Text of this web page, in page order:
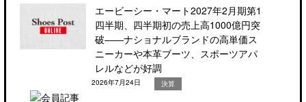
エービーシー・マート2027年2月期第1
四半期、四半期初の売上高1000億円突
破――ナショナルブランドの高単価ス
ニーカーや本革ブーツ、スポーツアパ
レルなどが好調
2026年7月24日 決算